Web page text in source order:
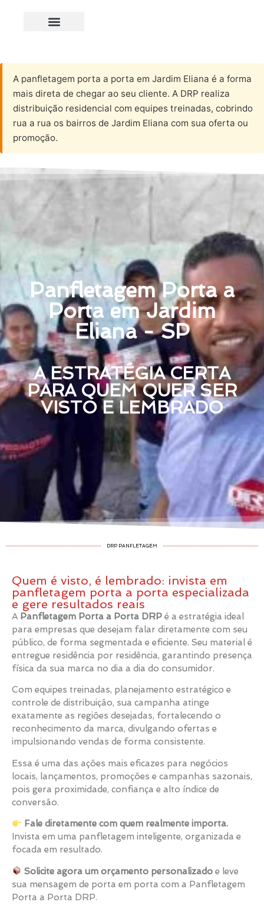
A panfletagem porta a porta em Jardim Eliana é a forma
mais direta de chegar ao seu cliente. A DRP realiza
distribuição residencial com equipes treinadas, cobrindo
rua a rua os bairros de Jardim Eliana com sua oferta ou
promoção.
Panfletagem Porta a
Porta em Jardim
Eliana - SP
A ESTRATÉGIA CERTA
PARA QUEM QUER SER
VISTO E LEMBRADO
DRP PANFLETAGEM
Quem é visto, é lembrado: invista em
panfletagem porta a porta especializada
e gere resultados reais
A Panfletagem Porta a Porta DRP é a estratégia ideal
para empresas que desejam falar diretamente com seu
público, de forma segmentada e eficiente. Seu material é
entregue residência por residência, garantindo presença
física da sua marca no dia a dia do consumidor.
Com equipes treinadas, planejamento estratégico e
controle de distribuição, sua campanha atinge
exatamente as regiões desejadas, fortalecendo o
reconhecimento da marca, divulgando ofertas e
impulsionando vendas de forma consistente.
Essa é uma das ações mais eficazes para negócios
locais, lançamentos, promoções e campanhas sazonais,
pois gera proximidade, confiança e alto índice de
conversão.
Fale diretamente com quem realmente importa.
Invista em uma panfletagem inteligente, organizada e
focada em resultado.
Solicite agora um orçamento personalizado e leve
sua mensagem de porta em porta com a Panfletagem
Porta a Porta DRP.